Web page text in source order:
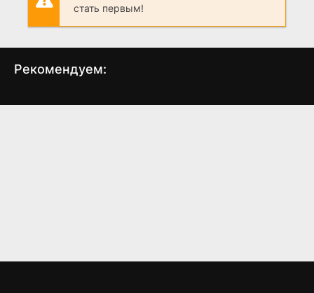
стать первым!
Рекомендуем:
Путь домой Спасая Шайло